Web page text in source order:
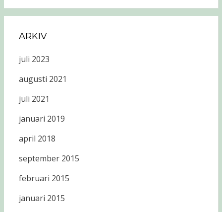
ARKIV
juli 2023
augusti 2021
juli 2021
januari 2019
april 2018
september 2015
februari 2015
januari 2015